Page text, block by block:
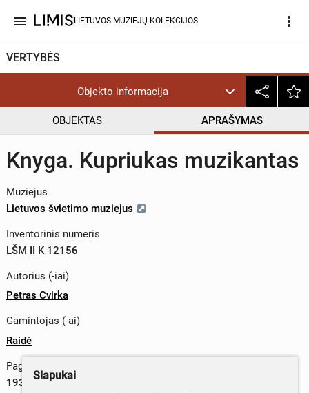
menu LIETUVOS MUZIEJŲ KOLEKCIJOS more_vert
VERTYBĖS
Objekto informacija
OBJEKTAS APRAŠYMAS
Knyga. Kupriukas muzikantas
Muziejus
Lietuvos švietimo muziejus
Inventorinis numeris
LŠM II K 12156
Autorius (-iai)
Petras Cvirka
Gamintojas (-ai)
Raidė
Pagaminimo data
1938 m.
Slapukai